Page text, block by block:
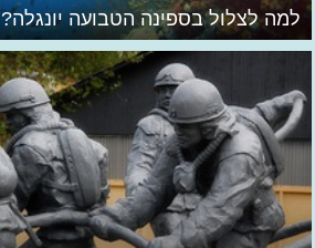
למה לצלול בספינה הטבועה יונגלה?